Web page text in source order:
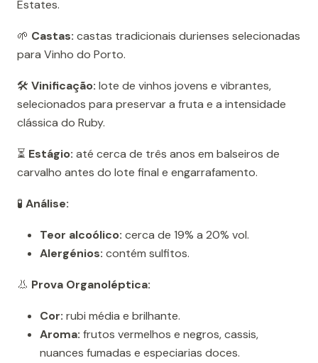
Estates.
🌱 Castas: castas tradicionais durienses selecionadas
para Vinho do Porto.
🛠️ Vinificação: lote de vinhos jovens e vibrantes,
selecionados para preservar a fruta e a intensidade
clássica do Ruby.
⏳ Estágio: até cerca de três anos em balseiros de
carvalho antes do lote final e engarrafamento.
🧪 Análise:
Teor alcoólico: cerca de 19% a 20% vol.
Alergénios: contém sulfitos.
👃 Prova Organoléptica:
Cor: rubi média e brilhante.
Aroma: frutos vermelhos e negros, cassis,
nuances fumadas e especiarias doces.